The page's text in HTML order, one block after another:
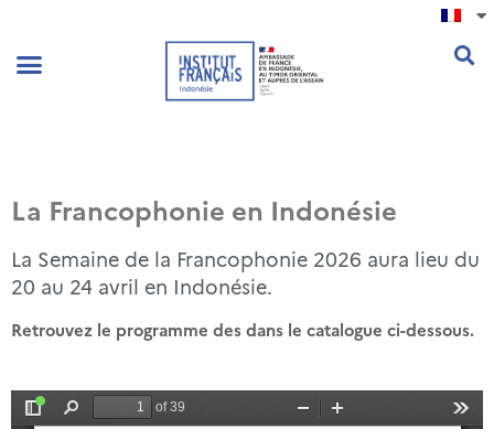
La Francophonie en Indonésie
La Semaine de la Francophonie 2026 aura lieu du
20 au 24 avril en Indonésie.
Retrouvez le programme des dans le catalogue ci-dessous.